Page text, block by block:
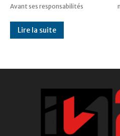
Avant ses responsabilités
Lire la suite